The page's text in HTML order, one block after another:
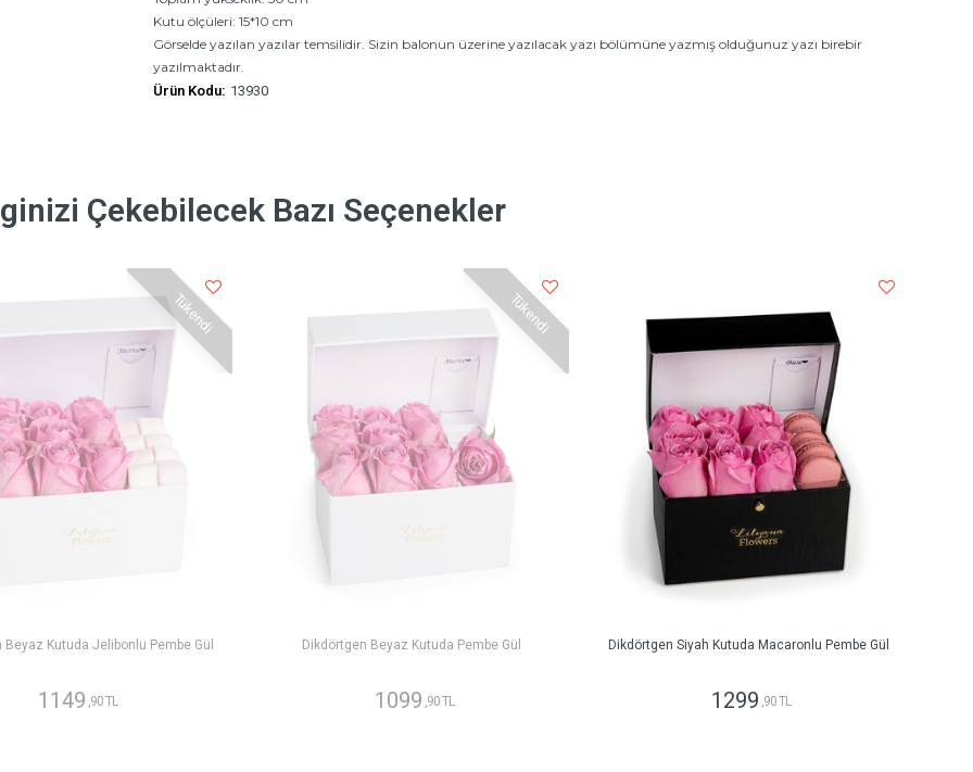
Kutu ölçüleri: 15*10 cm
Görselde yazılan yazılar temsilidir. Sizin balonun üzerine yazılacak yazı bölümüne yazmış olduğunuz yazı birebir
yazılmaktadır.
Ürün Kodu: 13930
Çekebilecek Bazı Seçenekler
Tükendi
Kutuda Jelibonlu Pembe Gül
1149 ,90 TL
Tükendi
Dikdörtgen Beyaz Kutuda Pembe Gül
1099 ,90 TL
Dikdörtgen Siyah Kutuda Macaronlu Pembe Gül
1299 ,90 TL